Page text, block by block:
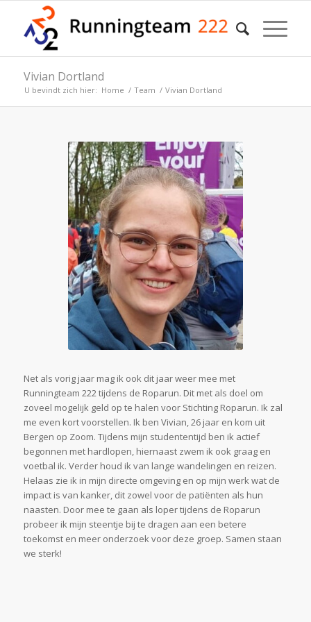
Vivian Dortland
U bevindt zich hier: Home / Team / Vivian Dortland
Net als vorig jaar mag ik ook dit jaar weer mee met
Runningteam 222 tijdens de Roparun. Dit met als doel om
zoveel mogelijk geld op te halen voor Stichting Roparun. Ik zal
me even kort voorstellen. Ik ben Vivian, 26 jaar en kom uit
Bergen op Zoom. Tijdens mijn studententijd ben ik actief
begonnen met hardlopen, hiernaast zwem ik ook graag en
voetbal ik. Verder houd ik van lange wandelingen en reizen.
Helaas zie ik in mijn directe omgeving en op mijn werk wat de
impact is van kanker, dit zowel voor de patiënten als hun
naasten. Door mee te gaan als loper tijdens de Roparun
probeer ik mijn steentje bij te dragen aan een betere
toekomst en meer onderzoek voor deze groep. Samen staan
we sterk!